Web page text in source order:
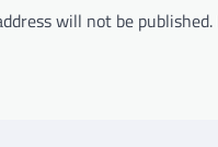
will not be published.